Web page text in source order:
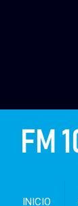
INICIO